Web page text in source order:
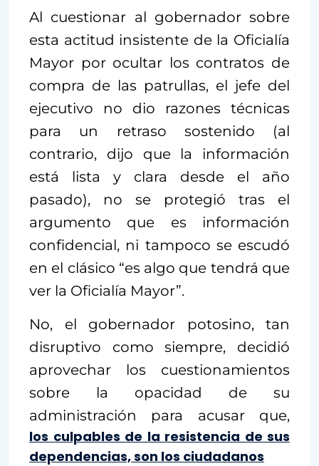
Al cuestionar al gobernador sobre
esta actitud insistente de la Oficialía
Mayor por ocultar los contratos de
compra de las patrullas, el jefe del
ejecutivo no dio razones técnicas
para un retraso sostenido (al
contrario, dijo que la información
está lista y clara desde el año
pasado), no se protegió tras el
argumento que es información
confidencial, ni tampoco se escudó
en el clásico “es algo que tendrá que
ver la Oficialía Mayor”.
No, el gobernador potosino, tan
disruptivo como siempre, decidió
aprovechar los cuestionamientos
sobre la opacidad de su
administración para acusar que,
los culpables de la resistencia de sus
dependencias, son los ciudadanos